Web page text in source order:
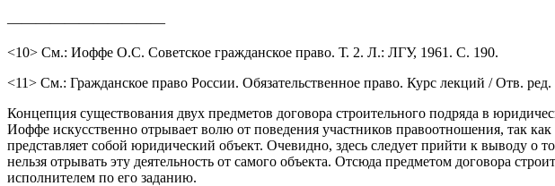
———————————
<10> См.: Иоффе О.С. Советское гражданское право. Т. 2. Л.: ЛГУ, 1961. С. 190.
<11> См.: Гражданское право России. Обязательственное право. Курс лекций / Отв.
Концепция существования двух предметов договора строительного подряда в
Иоффе искусственно отрывает волю от поведения участников правоотношения, так
представляет собой юридический объект. Очевидно, здесь следует прийти к выводу о
нельзя отрывать эту деятельность от самого объекта. Отсюда предметом договора
исполнителем по его заданию.